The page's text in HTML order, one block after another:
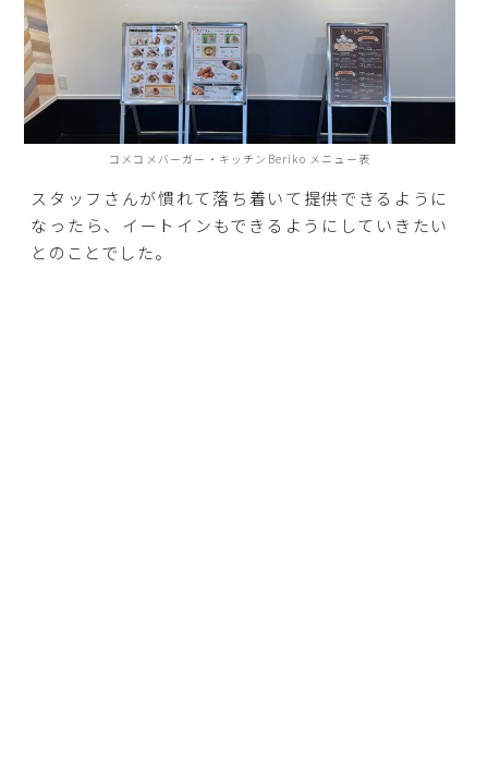
コメコメバーガー・キッチンBeriko メニュー表
スタッフさんが慣れて落ち着いて提供できるように
なったら、イートインもできるようにしていきたい
とのことでした。